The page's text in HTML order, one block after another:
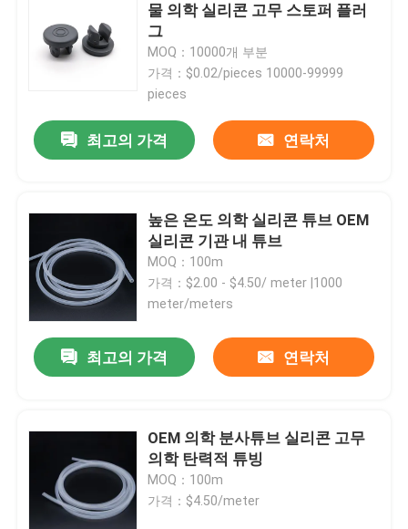
홈
제품 소개
회사 소개
물 의학 실리콘 고무 스토퍼 플러
그
MOQ：10000개 부분
가격：$0.02/pieces 10000-99999
pieces
최고의 가격 연락처
높은 온도 의학 실리콘 튜브 OEM
실리콘 기관 내 튜브
MOQ：100m
가격：$2.00 - $4.50/ meter |1000
meter/meters
최고의 가격 연락처
OEM 의학 분사튜브 실리콘 고무
의학 탄력적 튜빙
MOQ：100m
가격：$4.50/meter